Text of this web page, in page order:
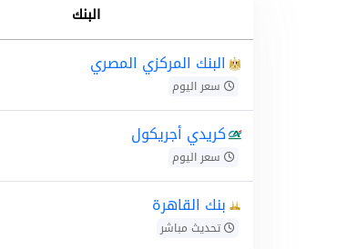
البنك
البنك المركزي المصري
سعر اليوم
كريدي أجريكول
سعر اليوم
بنك القاهرة
تحديث مباشر